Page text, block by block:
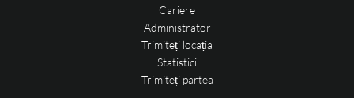
Cariere
Administrator
Trimiteți locația
Statistici
Trimiteți partea